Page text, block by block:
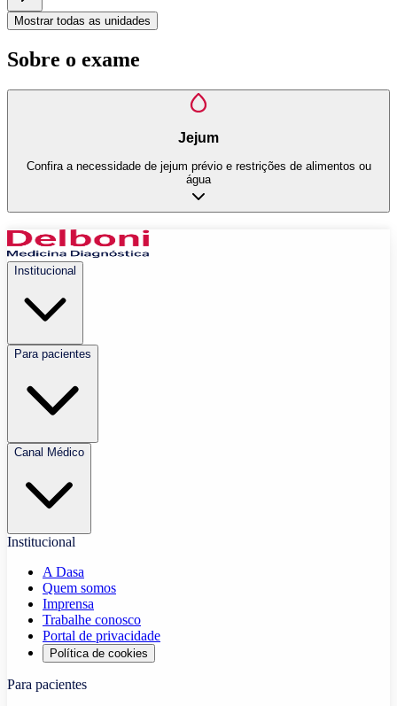
Mostrar todas as unidades
Sobre o exame
Jejum
Confira a necessidade de jejum prévio e restrições de alimentos ou
água
Institucional
Para pacientes
Canal Médico
Institucional
A Dasa
Quem somos
Imprensa
Trabalhe conosco
Portal de privacidade
Política de cookies
Para pacientes